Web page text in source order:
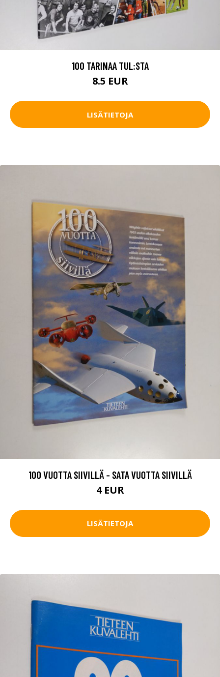
100 TARINAA TUL:STA
8.5 EUR
LISÄTIETOJA
100 VUOTTA SIIVILLÄ - SATA VUOTTA SIIVILLÄ
4 EUR
LISÄTIETOJA